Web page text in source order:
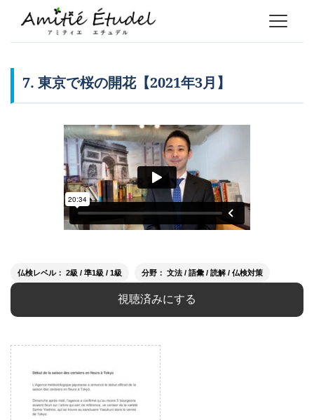
7. 東京で桜の開花【2021年3月】
仏検レベル： 2級 / 準1級 / 1級 分野： 文法 / 語彙 / 読解 / 仏検対策
視聴済みにする